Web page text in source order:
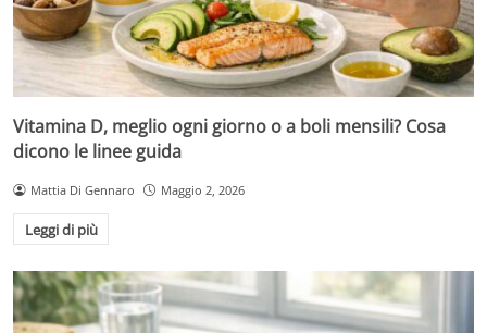
Vitamina D, meglio ogni giorno o a boli mensili? Cosa
dicono le linee guida
Mattia Di Gennaro Maggio 2, 2026
Leggi di più